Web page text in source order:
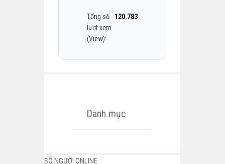
Tổng số
lượt xem
(View):
120.783
Danh mục
SỐ NGƯỜI ONLINE